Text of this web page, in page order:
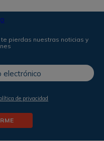
pierdas nuestras noticias y
de privacidad